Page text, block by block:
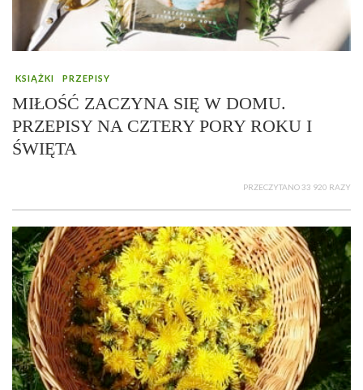
KSIĄŻKI PRZEPISY
MIŁOŚĆ ZACZYNA SIĘ W DOMU.
PRZEPISY NA CZTERY PORY ROKU I
ŚWIĘTA
PRZECZYTANO 33 920 RAZY